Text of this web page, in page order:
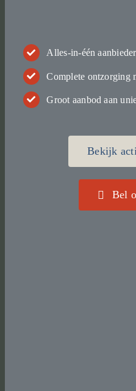
Alles-in-één
Complete ontzorging
Groot aanbod aan
Bekijk
Bel